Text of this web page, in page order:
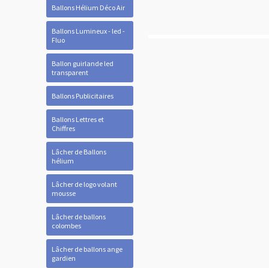
Ballons Hélium Déco Air
Ballons Lumineux - led -
Fluo
Ballon guirlande led
transparent
Ballons Publicitaires
Ballons Lettres et
Chiffres
Lâcher de Ballons
hélium
Lâcher de logo volant
mousse
Lâcher de ballons
colombes
Lâcher de ballons ange
gardien